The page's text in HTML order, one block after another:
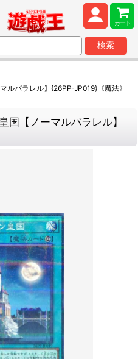
カート
検索
ルパラレル】{26PP-JP019}《魔法》
国【ノーマルパラレル】